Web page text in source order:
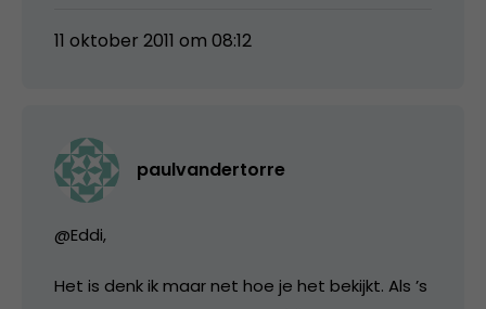
11 oktober 2011 om 08:12
paulvandertorre
@Eddi,
Het is denk ik maar net hoe je het bekijkt. Als ’s